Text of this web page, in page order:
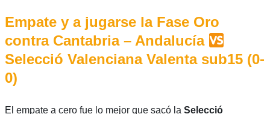
Empate y a jugarse la Fase Oro
contra Cantabria – Andalucía
Selecció Valenciana Valenta sub15 (0-
0)
El empate a cero fue lo mejor que sacó la Selecció